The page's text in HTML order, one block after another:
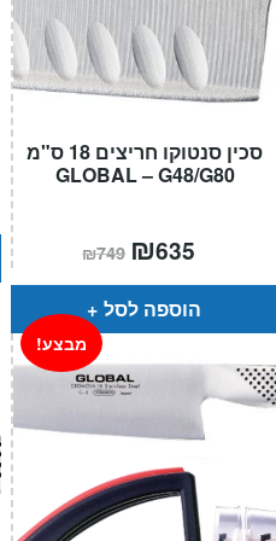
סכין סנטוקו חריצים 18 ס"מ
GLOBAL – G48/G80
₪749 המחיר
המקורי
היה:
₪749.
₪635
הוא:
הוספה לסל
מבצע!